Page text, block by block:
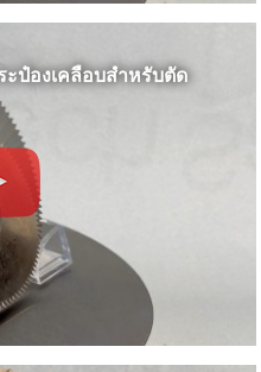
ะป๋องเคลือบสำหรับตัด